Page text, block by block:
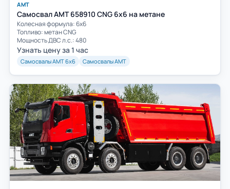
АМТ
Самосвал AMT 658910 CNG 6х6 на метане
Колесная формула: 6х6
Топливо: метан CNG
Мощность ДВС л.с.: 480
Узнать цену за 1 час
Самосвалы АМТ 6х6 Самосвалы АМТ